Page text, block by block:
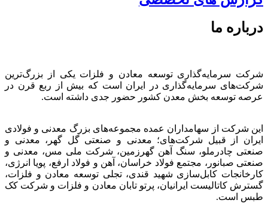
درباره ما
شرکت سرمایه‌گذاری توسعه معادن و فلزات یکی از بزرگ‌ترین
شرکت‌های سرمایه‌گذاری در ایران است که بیش از ربع قرن در
عرصه توسعه بخش معدن کشور حضور جدی داشته است.
این شرکت از سهامداران عمده مجموعه‌های بزرگ معدنی و فولادی
ایران از قبیل شرکت‌های؛ معدنی و صنعتی گل گهر، معدنی و
صنعتی چادرملو، سنگ آهن گهرزمین، شرکت ملی مس، معدنی و
صنعتی صبانور، مجتمع فولاد خراسان، آهن و فولاد ارفع، پویا انرژی،
کارخانجات کابل‌سازی شهید قندی، تجلی توسعه معادن و فلزات،
گسترش کاتالیست ایرانیان، پرتو تابان معادن و فلزات و شرکت کک
طبس است.